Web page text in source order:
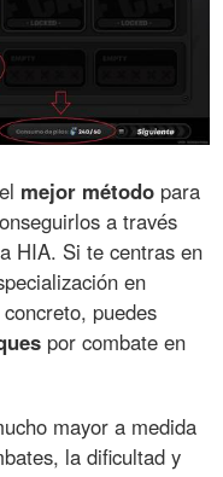
mejor método para
a través
HIA. Si te centras en
en
puedes
por combate en
mayor a medida
la dificultad y